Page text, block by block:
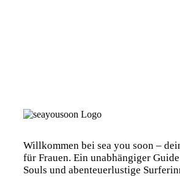
Willkommen bei sea you soon –
für Frauen. Ein unabhängiger
Souls und abenteuerlustige